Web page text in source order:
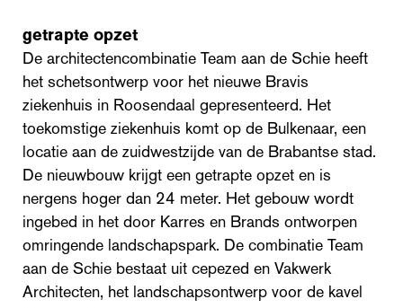
getrapte opzet
De architectencombinatie Team aan de Schie heeft
het schetsontwerp voor het nieuwe Bravis
ziekenhuis in Roosendaal gepresenteerd. Het
toekomstige ziekenhuis komt op de Bulkenaar, een
locatie aan de zuidwestzijde van de Brabantse stad.
De nieuwbouw krijgt een getrapte opzet en is
nergens hoger dan 24 meter. Het gebouw wordt
ingebed in het door Karres en Brands ontworpen
omringende landschapspark. De combinatie Team
aan de Schie bestaat uit cepezed en Vakwerk
Architecten, het landschapsontwerp voor de kavel